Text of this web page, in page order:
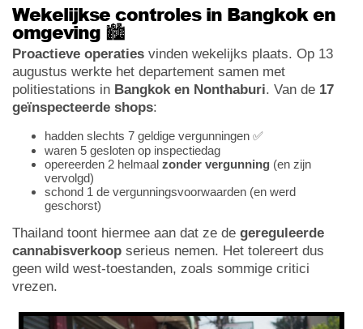
Wekelijkse controles in Bangkok en
omgeving 🏙️
Proactieve operaties vinden wekelijks plaats. Op 13
augustus werkte het departement samen met
politiestations in Bangkok en Nonthaburi. Van de 17
geïnspecteerde shops:
hadden slechts 7 geldige vergunningen ✅
waren 5 gesloten op inspectiedag
opereerden 2 helmaal zonder vergunning (en zijn
vervolgd)
schond 1 de vergunningsvoorwaarden (en werd
geschorst)
Thailand toont hiermee aan dat ze de gereguleerde
cannabisverkoop serieus nemen. Het tolereert dus
geen wild west-toestanden, zoals sommige critici
vrezen.